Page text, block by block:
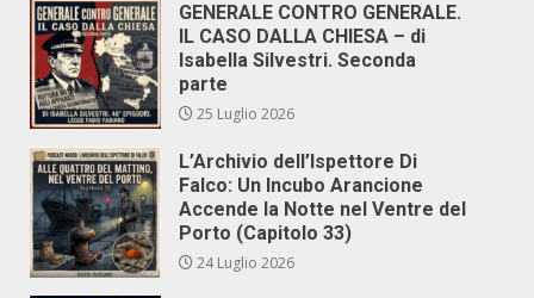
GENERALE CONTRO GENERALE.
IL CASO DALLA CHIESA – di
Isabella Silvestri. Seconda
parte
25 Luglio 2026
L’Archivio dell’Ispettore Di
Falco: Un Incubo Arancione
Accende la Notte nel Ventre del
Porto (Capitolo 33)
24 Luglio 2026